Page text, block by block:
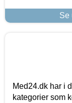
Se
Med24.dk har i
kategorier som